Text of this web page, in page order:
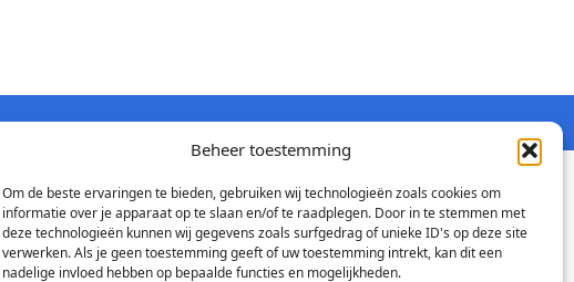
Beheer toestemming
Om de beste ervaringen te bieden, gebruiken wij technologieën zoals cookies om
informatie over je apparaat op te slaan en/of te raadplegen. Door in te stemmen met
deze technologieën kunnen wij gegevens zoals surfgedrag of unieke ID's op deze site
verwerken. Als je geen toestemming geeft of uw toestemming intrekt, kan dit een
nadelige invloed hebben op bepaalde functies en mogelijkheden.